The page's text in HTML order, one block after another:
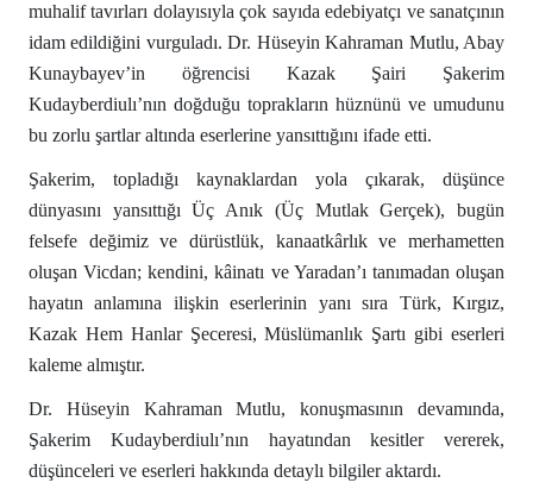
muhalif tavırları dolayısıyla çok sayıda edebiyatçı ve sanatçının
idam edildiğini vurguladı. Dr. Hüseyin Kahraman Mutlu, Abay
Kunaybayev’in öğrencisi Kazak Şairi Şakerim
Kudayberdiulı’nın doğduğu toprakların hüznünü ve umudunu
bu zorlu şartlar altında eserlerine yansıttığını ifade etti.
Şakerim, topladığı kaynaklardan yola çıkarak, düşünce
dünyasını yansıttığı Üç Anık (Üç Mutlak Gerçek), bugün
felsefe değimiz ve dürüstlük, kanaatkârlık ve merhametten
oluşan Vicdan; kendini, kâinatı ve Yaradan’ı tanımadan oluşan
hayatın anlamına ilişkin eserlerinin yanı sıra Türk, Kırgız,
Kazak Hem Hanlar Şeceresi, Müslümanlık Şartı gibi eserleri
kaleme almıştır.
Dr. Hüseyin Kahraman Mutlu, konuşmasının devamında,
Şakerim Kudayberdiulı’nın hayatından kesitler vererek,
düşünceleri ve eserleri hakkında detaylı bilgiler aktardı.